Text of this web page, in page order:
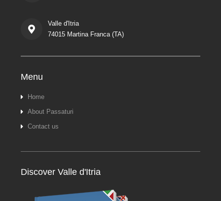
Valle d'Itria
74015 Martina Franca (TA)
Menu
Home
About Passaturi
Contact us
Discover Valle d'Itria